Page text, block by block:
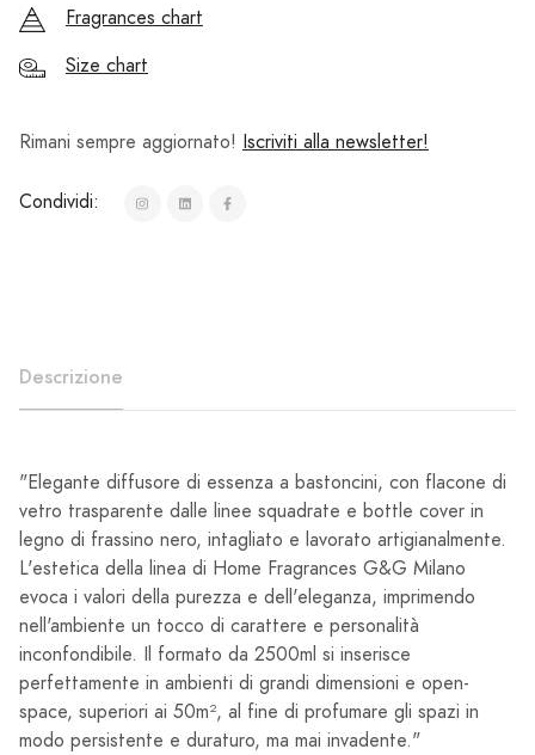
Fragrances chart
Size chart
Rimani sempre aggiornato! Iscriviti alla newsletter!
Condividi:
Descrizione
"Elegante diffusore di essenza a bastoncini, con flacone di
vetro trasparente dalle linee squadrate e bottle cover in
legno di frassino nero, intagliato e lavorato artigianalmente.
L'estetica della linea di Home Fragrances G&G Milano
evoca i valori della purezza e dell'eleganza, imprimendo
nell'ambiente un tocco di carattere e personalità
inconfondibile. Il formato da 2500ml si inserisce
perfettamente in ambienti di grandi dimensioni e open-
space, superiori ai 50m², al fine di profumare gli spazi in
modo persistente e duraturo, ma mai invadente."